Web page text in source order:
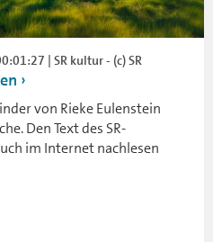
| SR kultur - (c) SR
von Rieke Eulenstein
Den Text des SR-
im Internet nachlesen